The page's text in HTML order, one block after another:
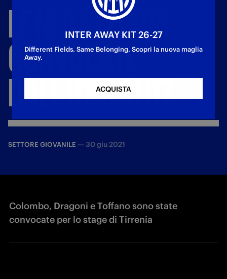
LE
NERAZZURRE
CONVOCATE
DALL'ITALIAU17
SETTORE GIOVANILE — 30 giu 2021
Colombo, Dragoni e Toffano sono state
convocate per lo stage di Tirrenia
INTER AWAY KIT 26-27
Different Fields. Same Belonging. Scopri la nuova maglia
Away.
ACQUISTA